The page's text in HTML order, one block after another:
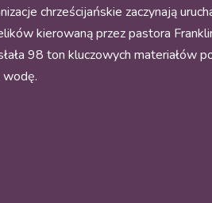
chrześcijańskie zaczynają
kierowaną przez pastora
98 ton kluczowych
wodę.